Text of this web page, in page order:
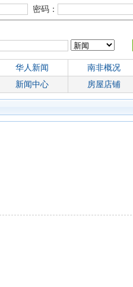
密码：
华人新闻 南非概况
新闻中心 房屋店铺